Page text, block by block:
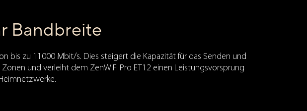
Bandbreite
bis zu 11000 Mbit/s. Dies steigert die Kapazität für das Senden und
und verleiht dem ZenWiFi Pro ET12 einen Leistungsvorsprung